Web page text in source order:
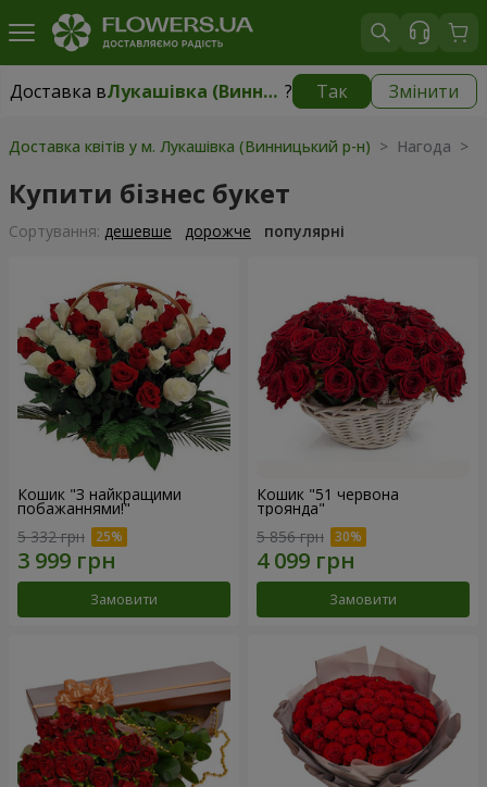
Доставка в Лукашівка (Винницький р-н) ? Так Змінити
Доставка вЛукашівка (Винницький р-н) безкоштовно
Доставка квітів у м. Лукашівка (Винницький р-н) > Нагода >
Купити бізнес букет
Сортування: дешевше дорожче популярні
Кошик "З найкращими
побажаннями!"
5 332 грн
Замовити
Кошик "51 червона
троянда"
5 856 грн
Замовити